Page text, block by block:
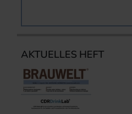
AKTUELLES HEFT